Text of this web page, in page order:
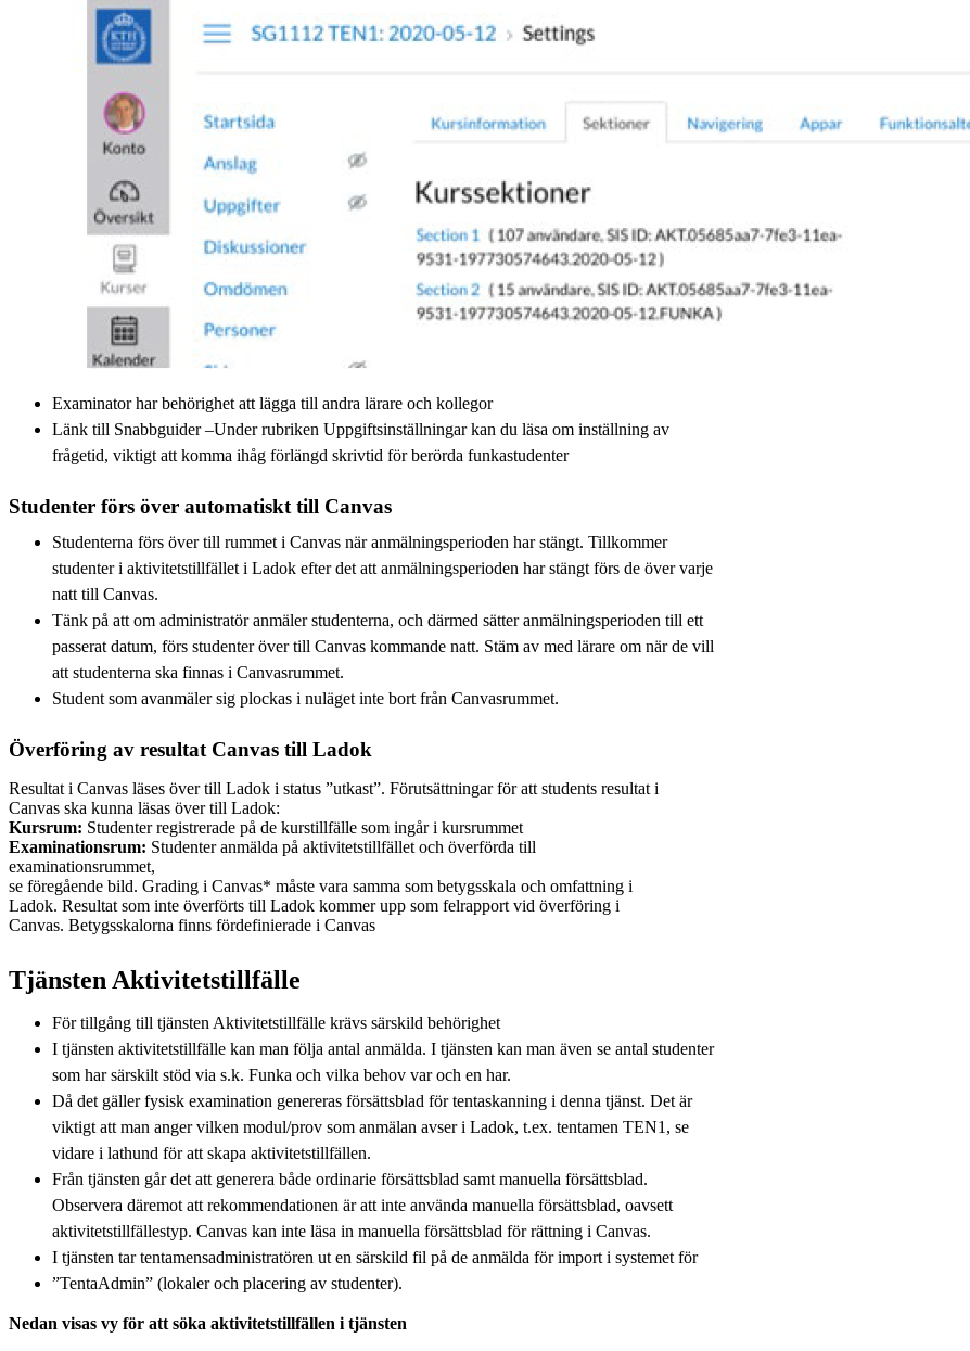
Examinator har behörighet att lägga till andra lärare och kollegor
Länk till Snabbguider ‒Under rubriken Uppgiftsinställningar kan du läsa om inställning av
frågetid, viktigt att komma ihåg förlängd skrivtid för berörda funkastudenter
Studenter förs över automatiskt till Canvas
Studenterna förs över till rummet i Canvas när anmälningsperioden har stängt. Tillkommer
studenter i aktivitetstillfället i Ladok efter det att anmälningsperioden har stängt förs de över varje
natt till Canvas.
Tänk på att om administratör anmäler studenterna, och därmed sätter anmälningsperioden till ett
passerat datum, förs studenter över till Canvas kommande natt. Stäm av med lärare om när de vill
att studenterna ska finnas i Canvasrummet.
Student som avanmäler sig plockas i nuläget inte bort från Canvasrummet.
Överföring av resultat Canvas till Ladok
Resultat i Canvas läses över till Ladok i status ”utkast”. Förutsättningar för att students resultat i
Canvas ska kunna läsas över till Ladok:
Kursrum: Studenter registrerade på de kurstillfälle som ingår i kursrummet
Examinationsrum: Studenter anmälda på aktivitetstillfället och överförda till
examinationsrummet,
se föregående bild. Grading i Canvas* måste vara samma som betygsskala och omfattning i
Ladok. Resultat som inte överförts till Ladok kommer upp som felrapport vid överföring i
Canvas. Betygsskalorna finns fördefinierade i Canvas
Tjänsten Aktivitetstillfälle
För tillgång till tjänsten Aktivitetstillfälle krävs särskild behörighet
I tjänsten aktivitetstillfälle kan man följa antal anmälda. I tjänsten kan man även se antal studenter
som har särskilt stöd via s.k. Funka och vilka behov var och en har.
Då det gäller fysisk examination genereras försättsblad för tentaskanning i denna tjänst. Det är
viktigt att man anger vilken modul/prov som anmälan avser i Ladok, t.ex. tentamen TEN1, se
vidare i lathund för att skapa aktivitetstillfällen.
Från tjänsten går det att generera både ordinarie försättsblad samt manuella försättsblad.
Observera däremot att rekommendationen är att inte använda manuella försättsblad, oavsett
aktivitetstillfällestyp. Canvas kan inte läsa in manuella försättsblad för rättning i Canvas.
I tjänsten tar tentamensadministratören ut en särskild fil på de anmälda för import i systemet för
”TentaAdmin” (lokaler och placering av studenter).
Nedan visas vy för att söka aktivitetstillfällen i tjänsten